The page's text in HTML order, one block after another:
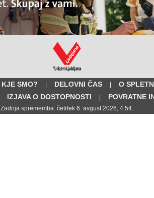
KJE SMO? | DELOVNI ČAS |
O
IZJAVA O DOSTOPNOSTI | POVRATNE
Zadnja sprememba: četrtek 6. avgust 2026, 4:54.